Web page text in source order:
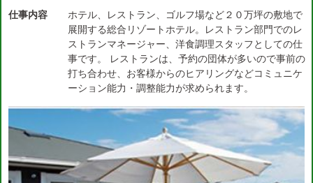
仕事内容
ホテル、レストラン、ゴルフ場など２０万坪の敷地で
展開する総合リゾートホテル。レストラン部門でのレ
ストランマネージャー、洋食調理スタッフとしての仕
事です。 レストランは、予約の団体が多いので事前の
打ち合わせ、お客様からのヒアリングなどコミュニケ
ーション能力・調整能力が求められます。